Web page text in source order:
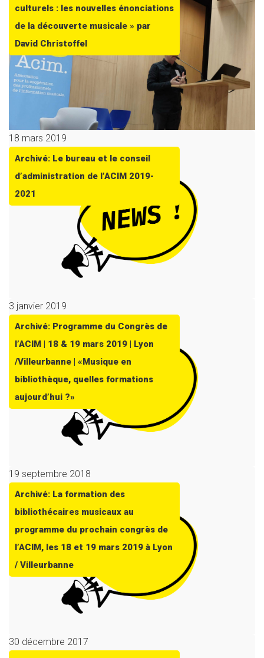
culturels : les nouvelles énonciations
de la découverte musicale » par
David Christoffel
18 mars 2019
Archivé: Le bureau et le conseil
d’administration de l’ACIM 2019-
2021
3 janvier 2019
Archivé: Programme du Congrès de
l’ACIM | 18 & 19 mars 2019 | Lyon
/Villeurbanne | «Musique en
bibliothèque, quelles formations
aujourd’hui ?»
19 septembre 2018
Archivé: La formation des
bibliothécaires musicaux au
programme du prochain congrès de
l’ACIM, les 18 et 19 mars 2019 à Lyon
/ Villeurbanne
30 décembre 2017